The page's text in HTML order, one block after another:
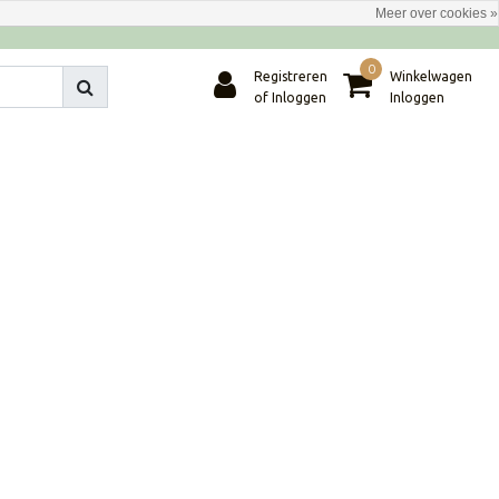
Registreren
of Inloggen
0
Winkelwagen
Inloggen
Meer over cookies »